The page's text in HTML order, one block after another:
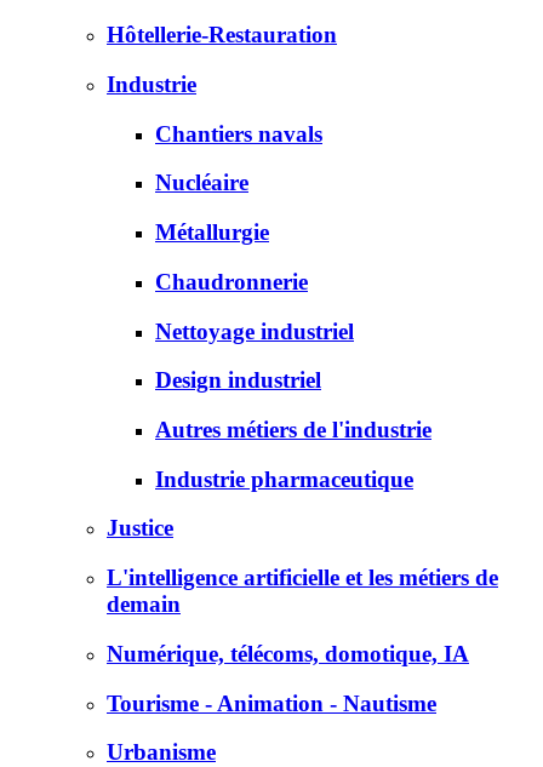
Hôtellerie-Restauration
Industrie
Chantiers navals
Nucléaire
Métallurgie
Chaudronnerie
Nettoyage industriel
Design industriel
Autres métiers de l'industrie
Industrie pharmaceutique
Justice
L'intelligence artificielle et les métiers de
demain
Numérique, télécoms, domotique, IA
Tourisme - Animation - Nautisme
Urbanisme